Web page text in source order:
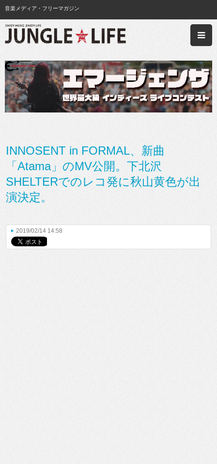
音楽メディア・フリーマガジン
INNOSENT in FORMAL、新曲
「Atama」のMV公開。下北沢
SHELTERでのレコ発に秋山黄色が出
演決定。
2019/02/14 14:58